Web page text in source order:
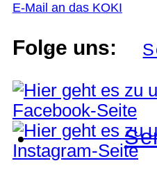
E-Mail an das KOKI
Folge uns: